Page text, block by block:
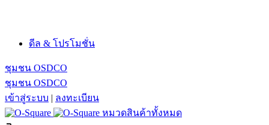
ดีล & โปรโมชั่น
ชุมชน OSDCO
ชุมชน OSDCO
เข้าสู่ระบบ | ลงทะเบียน
หมวดสินค้าทั้งหมด